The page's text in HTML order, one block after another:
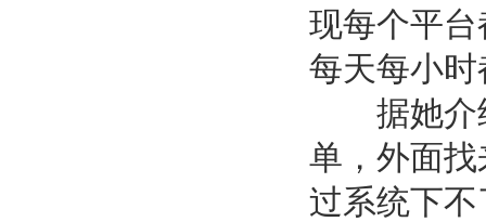
现每个平
每天每小时
据她介绍
单，外面
过系统下